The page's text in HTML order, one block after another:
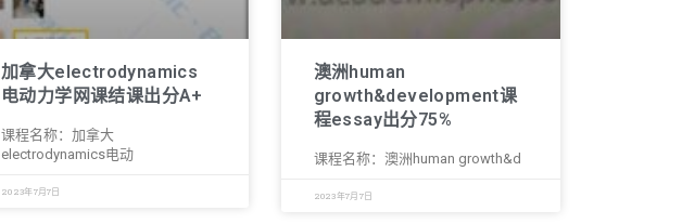
加拿大electrodynamics
电动力学网课结课出分A+
课程名称：加拿大
electrodynamics电动
2023年7月7日
澳洲human
growth&development课
程essay出分75%
课程名称：澳洲human growth&d
2023年7月7日